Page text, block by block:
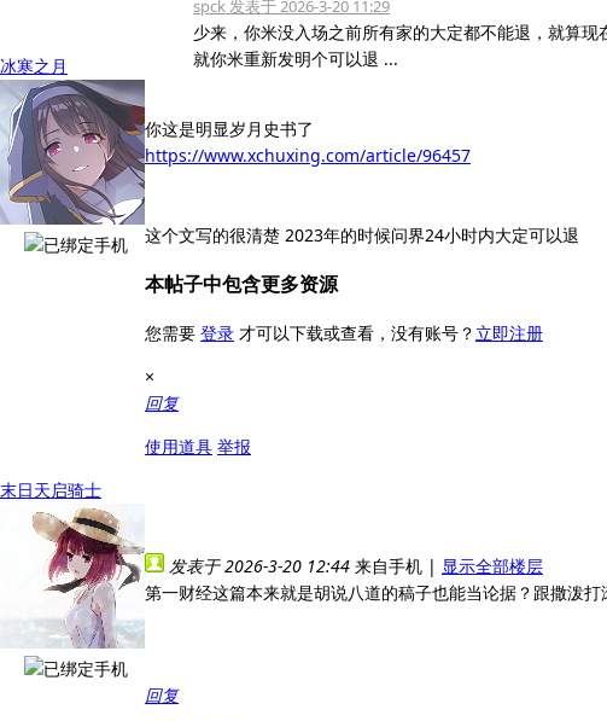
冰寒之月
spck 发表于 2026-3-20 11:29
少来，你米没入场之前所有家的大定都不能退，就算
就你米重新发明个可以退 ...
你这是明显岁月史书了
https://www.xchuxing.com/article/96457
这个文写的很清楚 2023年的时候问界24小时内大定可以退
本帖子中包含更多资源
您需要 登录 才可以下载或查看，没有账号？ 立即注册
×
回复
使用道具 举报
末日天启骑士
发表于 2026-3-20 12:44 来自手机 | 显示全部楼层
第一财经这篇本来就是胡说八道的稿子也能当论据？跟撒泼打
回复